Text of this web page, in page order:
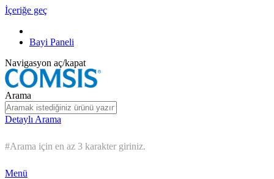
İçeriğe geç
Bayi Paneli
Navigasyon aç/kapat
Arama
Detaylı Arama
#Arama için en az 3 karakter giriniz.
Menü